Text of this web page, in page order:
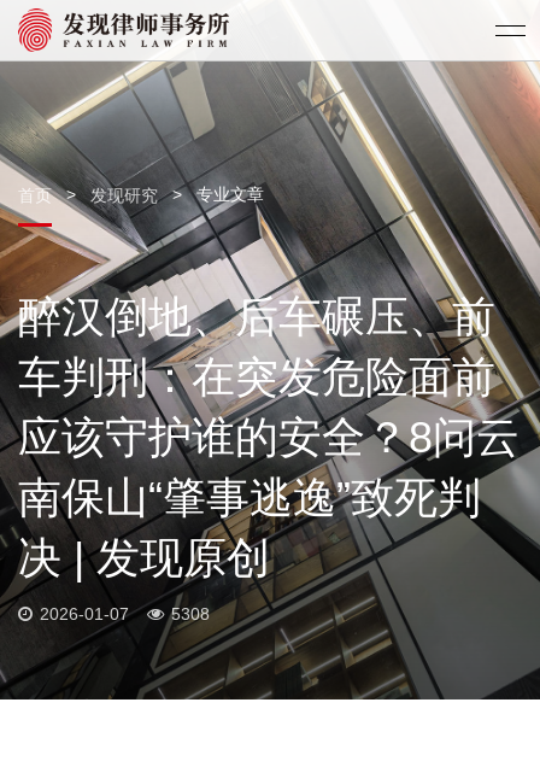
首页 > 发现研究 > 专业文章
醉汉倒地、后车碾压、前
车判刑：在突发危险面前
应该守护谁的安全？8问云
南保山“肇事逃逸”致死判
决 | 发现原创
2026-01-07 5308